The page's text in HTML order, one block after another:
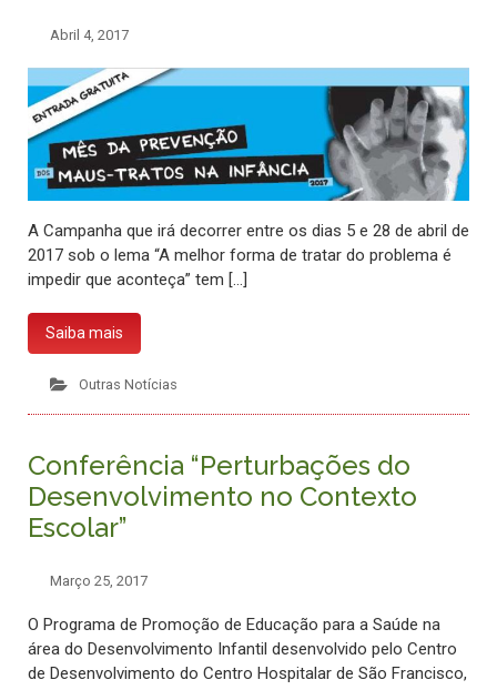
Abril 4, 2017
A Campanha que irá decorrer entre os dias 5 e 28 de abril de
2017 sob o lema “A melhor forma de tratar do problema é
impedir que aconteça” tem […]
Saiba mais
Outras Notícias
Conferência “Perturbações do
Desenvolvimento no Contexto
Escolar”
Março 25, 2017
O Programa de Promoção de Educação para a Saúde na
área do Desenvolvimento Infantil desenvolvido pelo Centro
de Desenvolvimento do Centro Hospitalar de São Francisco,